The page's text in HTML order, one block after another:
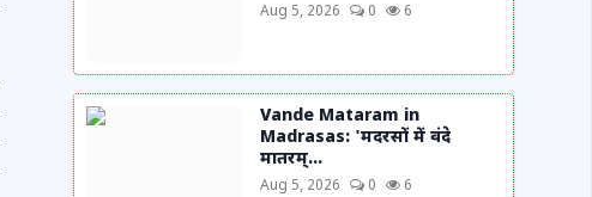
Aug 5, 2026 0 6
Vande Mataram in
Madrasas: 'मदरसों में वंदे
मातरम्...
Aug 5, 2026 0 6